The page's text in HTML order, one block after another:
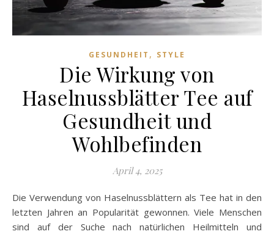
GESUNDHEIT , STYLE
Die Wirkung von
Haselnussblätter Tee auf
Gesundheit und
Wohlbefinden
April 4, 2025
Die Verwendung von Haselnussblättern als Tee hat in den
letzten Jahren an Popularität gewonnen. Viele Menschen
sind auf der Suche nach natürlichen Heilmitteln und